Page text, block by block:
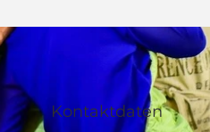
Kontaktdaten